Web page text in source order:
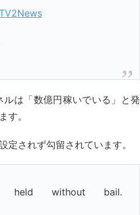
は「数億円稼いでいる」と発
す。
されず勾留されています。
without bail.